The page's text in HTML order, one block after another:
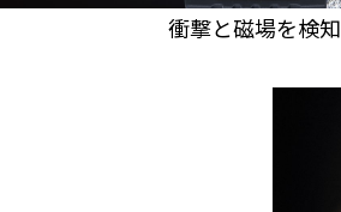
衝撃と磁場を検知